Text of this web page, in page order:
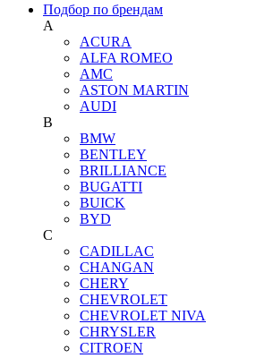
Подбор по брендам
A
ACURA
ALFA ROMEO
AMC
ASTON MARTIN
AUDI
B
BMW
BENTLEY
BRILLIANCE
BUGATTI
BUICK
BYD
C
CADILLAC
CHANGAN
CHERY
CHEVROLET
CHEVROLET NIVA
CHRYSLER
CITROEN